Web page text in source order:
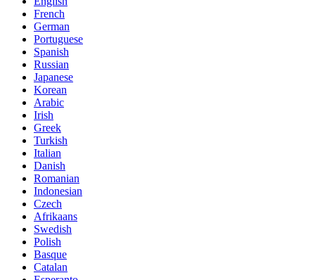
French
German
Portuguese
Spanish
Russian
Japanese
Korean
Arabic
Irish
Greek
Turkish
Italian
Danish
Romanian
Indonesian
Czech
Afrikaans
Swedish
Polish
Basque
Catalan